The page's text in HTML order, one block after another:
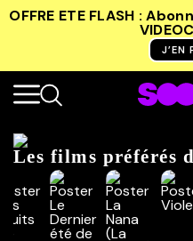
OFFRE ETE FLASH :
J’EN
Les films préférés